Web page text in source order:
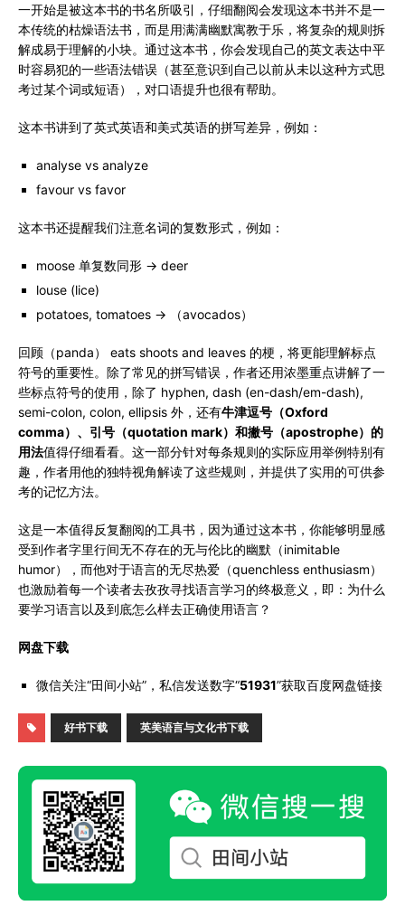
一开始是被这本书的书名所吸引，仔细翻阅会发现这本书并不是一
本传统的枯燥语法书，而是用满满幽默寓教于乐，将复杂的规则拆
解成易于理解的小块。通过这本书，你会发现自己的英文表达中平
时容易犯的一些语法错误（甚至意识到自己以前从未以这种方式思
考过某个词或短语），对口语提升也很有帮助。
这本书讲到了英式英语和美式英语的拼写差异，例如：
analyse vs analyze
favour vs favor
这本书还提醒我们注意名词的复数形式，例如：
moose 单复数同形 → deer
louse (lice)
potatoes, tomatoes → （avocados）
回顾（panda） eats shoots and leaves 的梗，将更能理解标点
符号的重要性。除了常见的拼写错误，作者还用浓墨重点讲解了一
些标点符号的使用，除了 hyphen, dash (en-dash/em-dash),
semi-colon, colon, ellipsis 外，还有牛津逗号（Oxford
comma）、引号（quotation mark）和撇号（apostrophe）的
用法值得仔细看看。这一部分针对每条规则的实际应用举例特别有
趣，作者用他的独特视角解读了这些规则，并提供了实用的可供参
考的记忆方法。
这是一本值得反复翻阅的工具书，因为通过这本书，你能够明显感
受到作者字里行间无不存在的无与伦比的幽默（inimitable
humor），而他对于语言的无尽热爱（quenchless enthusiasm）
也激励着每一个读者去孜孜寻找语言学习的终极意义，即：为什么
要学习语言以及到底怎么样去正确使用语言？
网盘下载
微信关注“田间小站”，私信发送数字“51931”获取百度网盘链接
好书下载 英美语言与文化书下载